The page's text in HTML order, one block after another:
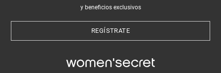
y beneficios exclusivos
REGÍSTRATE